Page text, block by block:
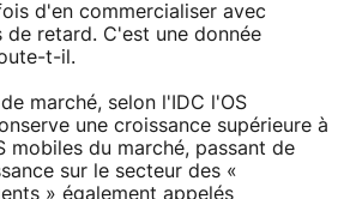
d'en commercialiser avec
de retard. C'est une donnée
t-il.
marché, selon l'IDC l'OS
une croissance supérieure à
mobiles du marché, passant de
sur le secteur des «
» également appelés